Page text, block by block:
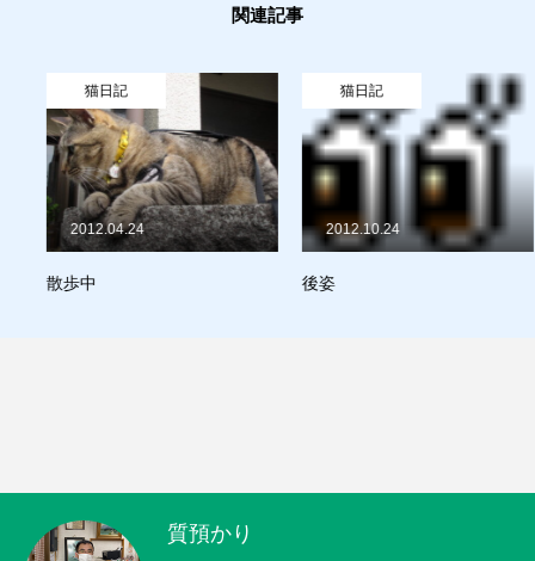
質預かり 買取り 猫日記
関連記事
猫日記
散歩中
2012.04.24
猫日記
後姿
2012.10.24
質預かり